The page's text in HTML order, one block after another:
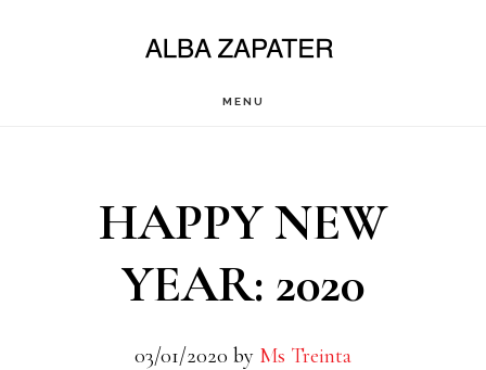
MENU
HAPPY NEW
YEAR: 2020
03/01/2020 by Ms Treinta